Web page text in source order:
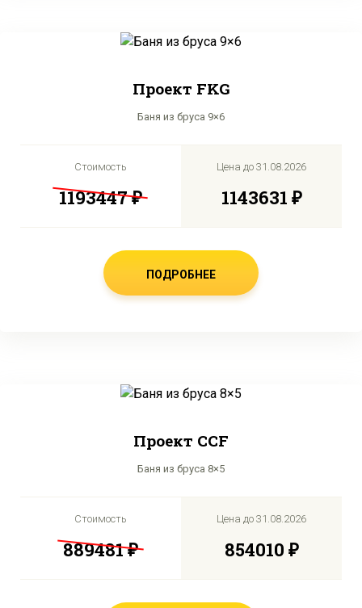
Проект FKG
Баня из бруса 9×6
Стоимость
1193447 ₽
Цена до 31.08.2026
1143631 ₽
ПОДРОБНЕЕ
Проект CCF
Баня из бруса 8×5
Стоимость
889481 ₽
Цена до 31.08.2026
854010 ₽